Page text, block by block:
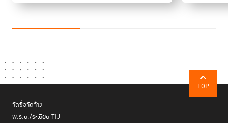
TOP
จัดซื้อจัดจ้าง
พ.ร.บ./ระเบียบ TIJ